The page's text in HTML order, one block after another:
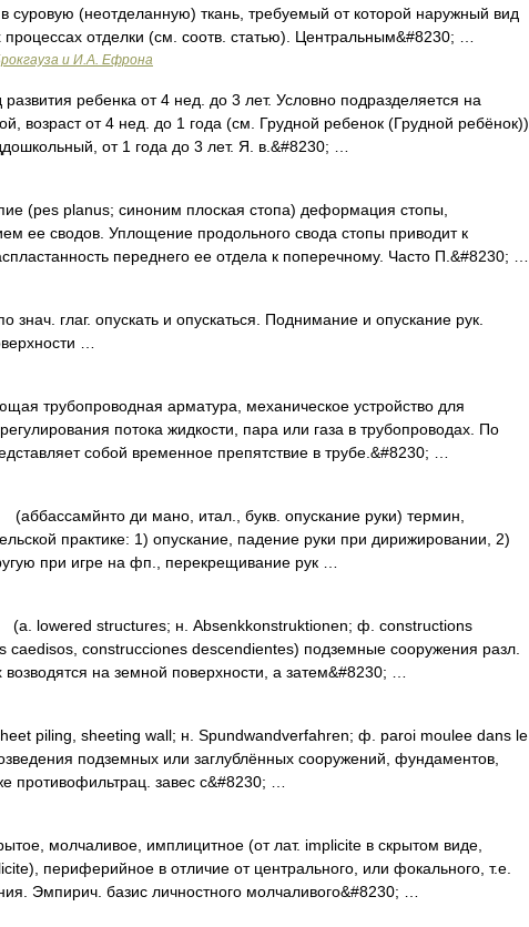
(неотделанную) ткань, требуемый от которой наружный вид
процессах отделки (см. соотв. статью). Центральным&#8230; …
и И.А. Ефрона
ребенка от 4 нед. до 3 лет. Условно подразделяется на
возраст от 4 нед. до 1 года (см. Грудной ребенок (Грудной ребёнок))
от 1 года до 3 лет. Я. в.&#8230; …
(pes planus; синоним плоская стопа) деформация стопы,
ее сводов. Уплощение продольного свода стопы приводит к
переднего ее отдела к поперечному. Часто П.&#8230; …
знач. глаг. опускать и опускаться. Поднимание и опускание рук.
…
трубопроводная арматура, механическое устройство для
потока жидкости, пара или газа в трубопроводах. По
собой временное препятствие в трубе.&#8230; …
ди мано, итал., букв. опускание руки) термин,
практике: 1) опускание, падение руки при дирижировании, 2)
при игре на фп., перекрещивание рук …
structures; н. Absenkkonstruktionen; ф. constructions
caedisos, construcciones descendientes) подземные сооружения разл.
возводятся на земной поверхности, a затем&#8230; …
sheeting wall; н. Spundwandverfahren; ф. paroi moulee dans le
подземных или заглублённых сооружений, фундаментов,
противофильтрац. завес c&#8230; …
молчаливое, имплицитное (от лат. implicite в скрытом виде,
периферийное в отличие от центрального, или фокального, т.е.
Эмпирич. базис личностного молчаливого&#8230; …